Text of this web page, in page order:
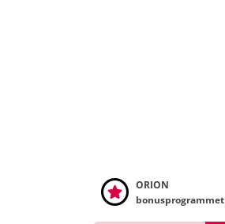
ORION
bonusprogrammet